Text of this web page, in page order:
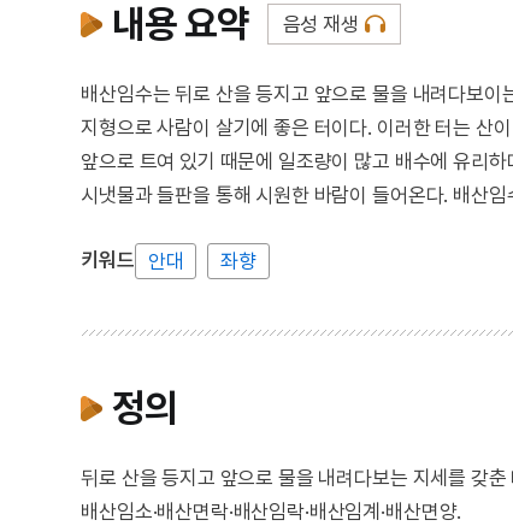
내용 요약 음성 재생
배산임수는 뒤로 산을 등지고 앞으로 물을 내려다보
지형으로 사람이 살기에 좋은 터이다. 이러한 터는 산
앞으로 트여 있기 때문에 일조량이 많고 배수에 유리
시냇물과 들판을 통해 시원한 바람이 들어온다. 배산
키워드 안대 좌향
정의
뒤로 산을 등지고 앞으로 물을 내려다보는 지세를 갖
배산임소·배산면락·배산임락·배산임계·배산면양.